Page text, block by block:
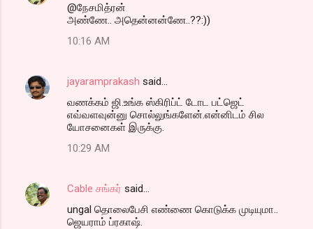
@நேசமித்ரன்
அண்ணே.. அதென்னன்ணே..??:))
10:16 AM
jayaramprakash said…
வணக்கம் ஜி.உங்க ஸ்கிரிப்ட் டோட பட்ஜெட்
எவ்வளவுன்னு சொல்லுங்களேன்.என்னிடம் சில
யோசனைகள் இருக்கு.
10:29 AM
Cable சங்கர் said…
ungal தொலைபேசி எண்ணை கொடுக்க முடியுமா..
ஜெயராம் ப்ரகாஷ்.